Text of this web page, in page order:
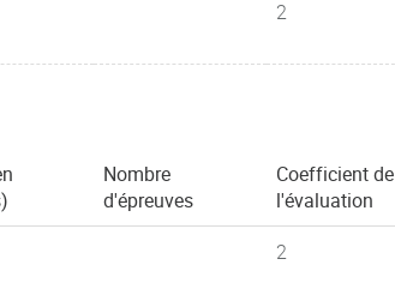
2
Nombre
d'épreuves
Coefficient de
l'évaluation
2